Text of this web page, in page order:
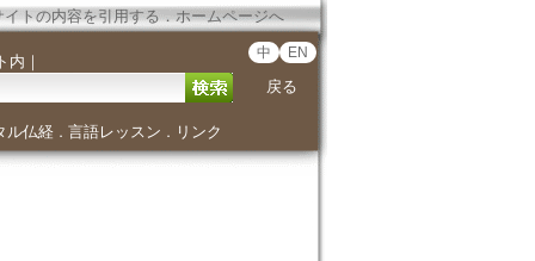
イトの内容を引用する．ホームページへ
内 ｜ 中 EN
戻る
ル仏経． 言語レッスン ． リンク